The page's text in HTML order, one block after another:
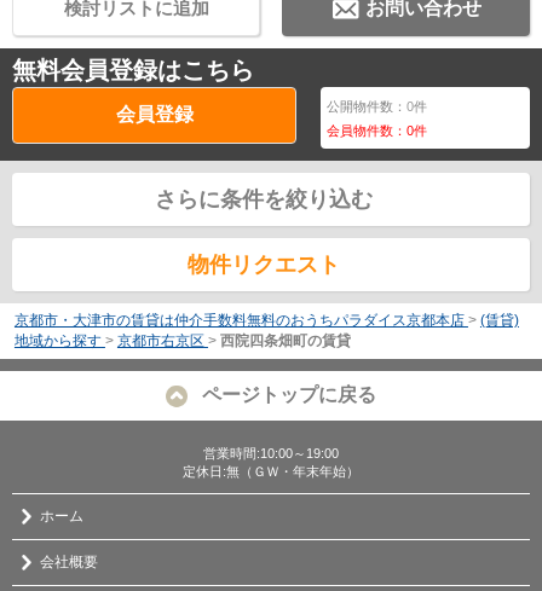
お問い合わせ
検討リストに追加
無料会員登録はこちら
会員登録 公開物件数：0件
会員物件数：0件
さらに条件を絞り込む
物件リクエスト
京都市・大津市の賃貸は仲介手数料無料のおうちパラダイス京都本店 > (賃貸)
地域から探す > 京都市右京区 > 西院四条畑町の賃貸
ページトップに戻る
営業時間:10:00～19:00
定休日:無（ＧＷ・年末年始）
ホーム
会社概要